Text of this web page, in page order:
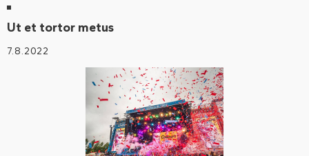
Ut et tortor metus
7.8.2022